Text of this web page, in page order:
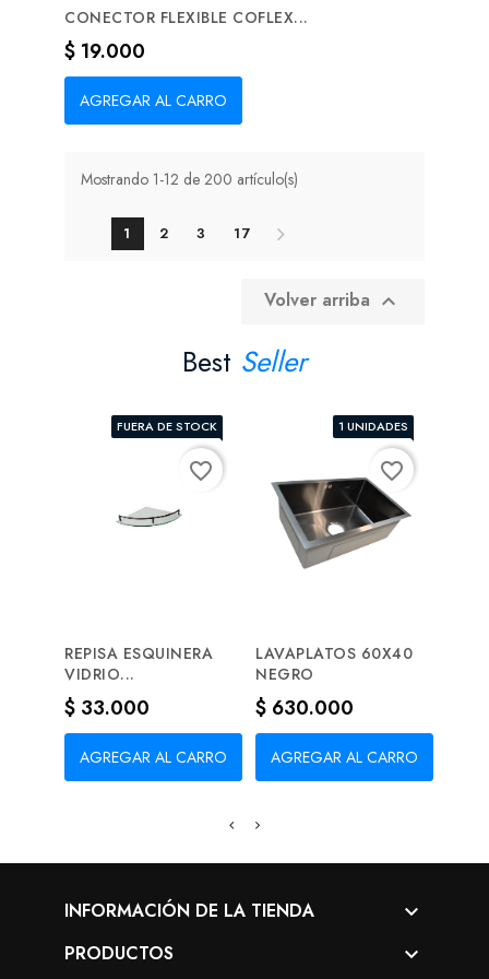
CONECTOR FLEXIBLE COFLEX...
Precio
$ 19.000
AGREGAR AL CARRO
Mostrando 1-12 de 200 artículo(s)
1 2 3 17
Volver arriba 
Best Seller
FUERA DE STOCK
REPISA ESQUINERA
VIDRIO...
Precio
$ 33.000
AGREGAR AL CARRO
favorite_border
1 UNIDADES
LAVAPLATOS 60X40
NEGRO
Precio
$ 630.000
AGREGAR AL CARRO
favorite_border
INFORMACIÓN DE LA TIENDA 
PRODUCTOS 